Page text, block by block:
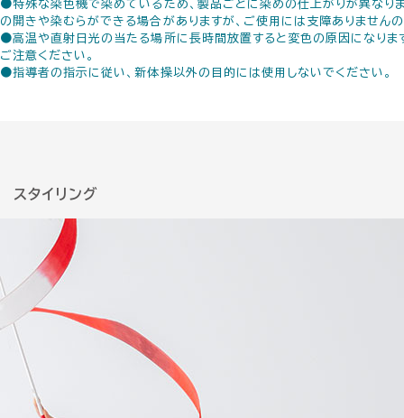
●特殊な染色機で染めているため、製品ごとに染めの仕上がりが異なり
の開きや染むらができる場合がありますが、ご使用には支障ありません
●高温や直射日光の当たる場所に長時間放置すると変色の原因になりま
ご注意ください。
●指導者の指示に従い、新体操以外の目的には使用しないでください。
スタイリング